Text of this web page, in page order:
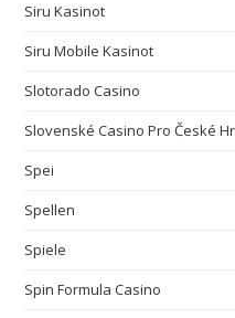
Siru Kasinot
Siru Mobile Kasinot
Slotorado Casino
Slovenské Casino Pro České
Spei
Spellen
Spiele
Spin Formula Casino